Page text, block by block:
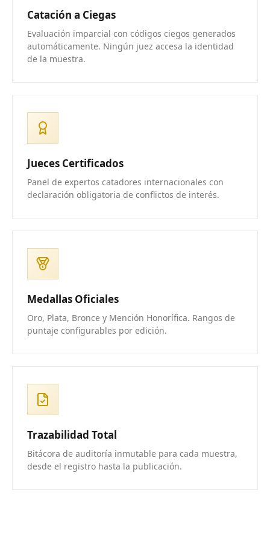
Catación a Ciegas
Evaluación imparcial con códigos ciegos generados
automáticamente. Ningún juez accesa la identidad
de la muestra.
Jueces Certificados
Panel de expertos catadores internacionales con
declaración obligatoria de conflictos de interés.
Medallas Oficiales
Oro, Plata, Bronce y Mención Honorífica. Rangos de
puntaje configurables por edición.
Trazabilidad Total
Bitácora de auditoría inmutable para cada muestra,
desde el registro hasta la publicación.